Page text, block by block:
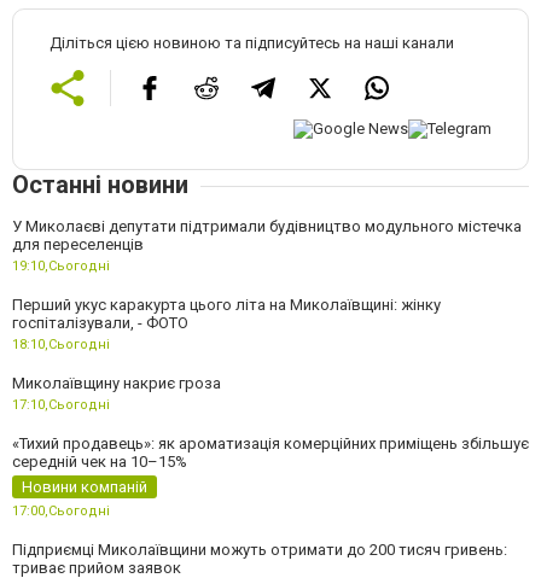
Діліться цією новиною та підписуйтесь на наші канали
Останні новини
У Миколаєві депутати підтримали будівництво модульного містечка
для переселенців
19:10, Сьогодні
Перший укус каракурта цього літа на Миколаївщині: жінку
госпіталізували, - ФОТО
18:10, Сьогодні
Миколаївщину накриє гроза
17:10, Сьогодні
«Тихий продавець»: як ароматизація комерційних приміщень збільшує
середній чек на 10–15%
Новини компаній
17:00, Сьогодні
Підприємці Миколаївщини можуть отримати до 200 тисяч гривень:
триває прийом заявок